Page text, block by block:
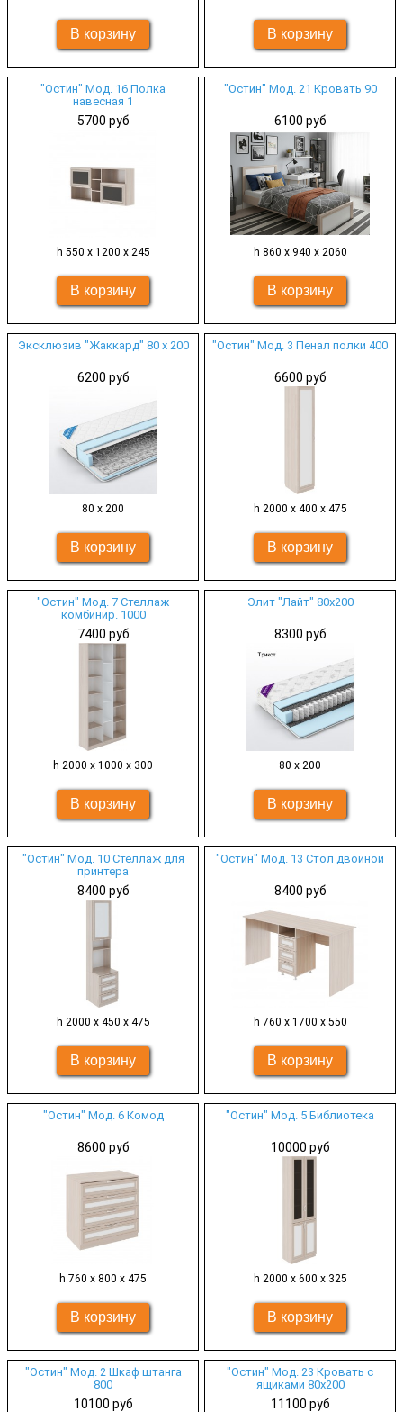
"Остин" Мод. 16 Полка
навесная 1
5700 руб
h 550 х 1200 х 245
"Остин" Мод. 21 Кровать 90
6100 руб
h 860 х 940 х 2060
Эксклюзив "Жаккард" 80 х 200
6200 руб
80 х 200
"Остин" Мод. 3 Пенал полки 400
6600 руб
h 2000 х 400 х 475
"Остин" Мод. 7 Стеллаж
комбинир. 1000
7400 руб
h 2000 х 1000 х 300
Элит "Лайт" 80х200
8300 руб
80 х 200
"Остин" Мод. 10 Стеллаж для
принтера
8400 руб
h 2000 х 450 х 475
"Остин" Мод. 13 Стол двойной
8400 руб
h 760 х 1700 х 550
"Остин" Мод. 6 Комод
8600 руб
h 760 х 800 х 475
"Остин" Мод. 5 Библиотека
10000 руб
h 2000 х 600 х 325
"Остин" Мод. 2 Шкаф штанга
800
10100 руб
"Остин" Мод. 23 Кровать с
ящиками 80х200
11100 руб